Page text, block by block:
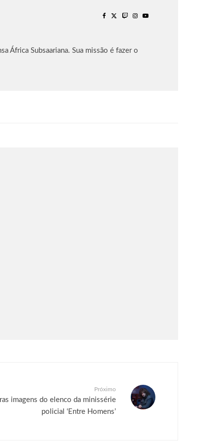
África Subsaariana. Sua missão é fazer o
Próximo
imagens do elenco da minissérie
policial ‘Entre Homens’